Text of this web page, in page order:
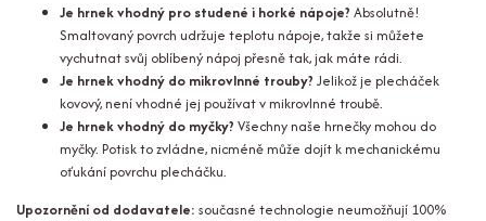
Je hrnek vhodný pro studené i horké nápoje? Absolutně!
Smaltovaný povrch udržuje teplotu nápoje, takže si můžete
vychutnat svůj oblíbený nápoj přesně tak, jak máte rádi.
Je hrnek vhodný do mikrovlnné trouby? Jelikož je plecháček
kovový, není vhodné jej používat v mikrovlnné troubě.
Je hrnek vhodný do myčky? Všechny naše hrnečky mohou do
myčky. Potisk to zvládne, nicméně může dojít k mechanickému
oťukání povrchu plecháčku.
Upozornění od dodavatele: současné technologie neumožňují 100%